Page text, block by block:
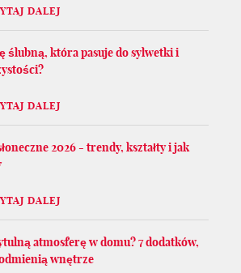
DALEJ
ślubną, która pasuje do sylwetki i
DALEJ
2026 - trendy, kształty i jak
DALEJ
atmosferę w domu? 7 dodatków,
wnętrze